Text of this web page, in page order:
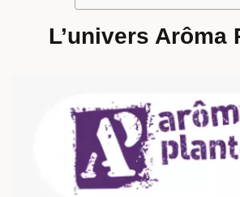
L’univers Arôma